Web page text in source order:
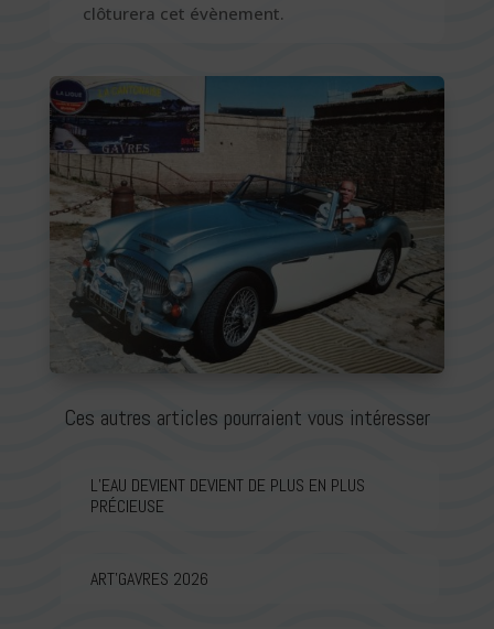
clôturera cet évènement.
Ces autres articles pourraient vous intéresser
L’EAU DEVIENT DEVIENT DE PLUS EN PLUS
PRÉCIEUSE
ART’GAVRES 2026